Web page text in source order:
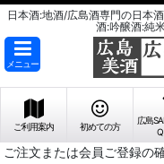
日本酒:地酒/広島酒専門の日本
酒:吟醸酒:純
メニュー
ご利用案内 初めての方
広島
ご注文または会員ご登録の